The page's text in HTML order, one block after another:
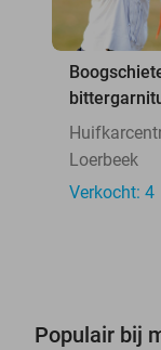
Loerbeek
Verkocht: 4
Populair bij